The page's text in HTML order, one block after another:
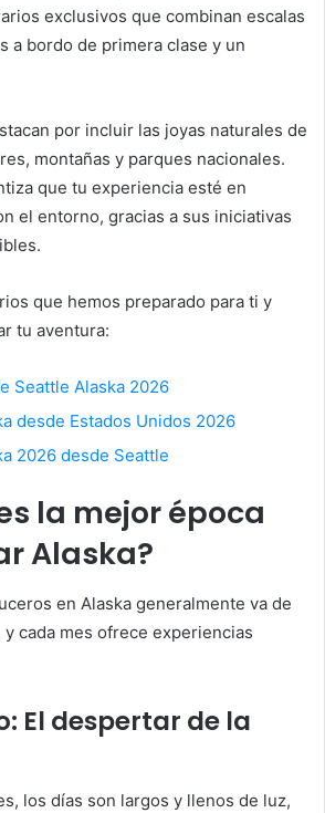
exclusivos que combinan escalas
a bordo de primera clase y un
por incluir las joyas naturales de
montañas y parques nacionales.
que tu experiencia esté en
el entorno, gracias a sus iniciativas
que hemos preparado para ti y
tu aventura:
Seattle Alaska 2026
desde Estados Unidos 2026
2026 desde Seattle
la mejor época
Alaska?
en Alaska generalmente va de
cada mes ofrece experiencias
El despertar de la
los días son largos y llenos de luz,